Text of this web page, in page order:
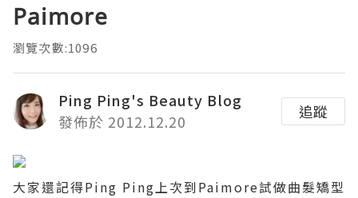
Paimore
瀏覽次數:1096
Ping Ping's Beauty Blog
發佈於 2012.12.20
追蹤
大家還記得Ping Ping上次到Paimore試做曲髮矯型